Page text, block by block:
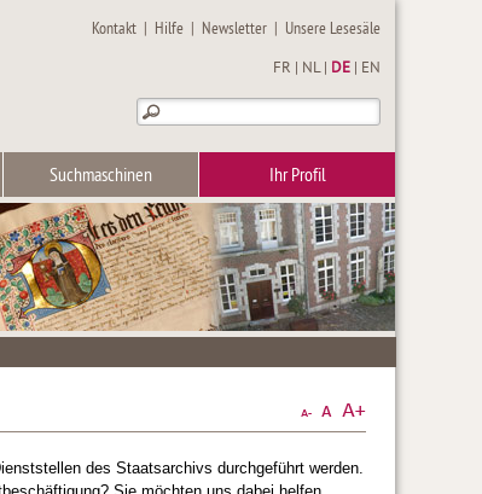
Kontakt | Hilfe | Newsletter | Unsere Lesesäle
FR NL| DE EN
Suchmaschinen Ihr Profil
des Staatsarchivs durchgeführt werden.